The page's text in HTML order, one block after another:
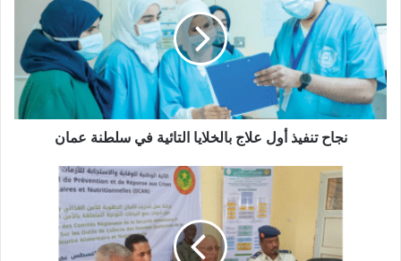
نجاح تنفيذ أول علاج بالخلايا التائية في سلطنة عمان